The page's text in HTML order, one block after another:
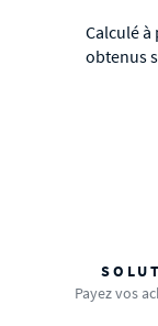
Calculé à
obtenus
Payez vos